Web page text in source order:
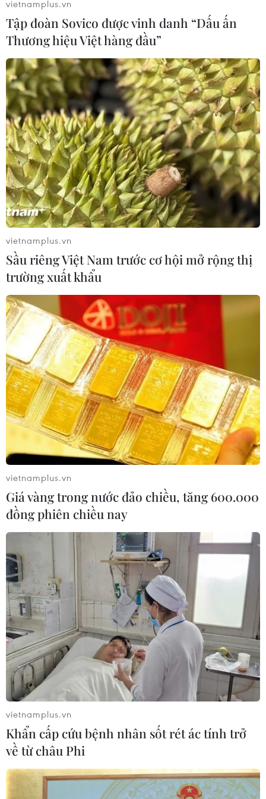
Giảm mạnh phiên đầu tuần, giá vàng SJC
lùi xa mốc 71 triệu đồng
23/10/2023 02:08
Cùng chiều thế giới, giá vàng SJC phiên mở cửa sáng
23/10 quay đầu giảm tới 300.000 đồng mỗi lượng,
trong khi thương hiệu vàng Rồng Thăng Long của Bảo
Tín Minh Châu cũng điều chỉnh 150.000 đồng.
vietnamplus.vn
Tập đoàn Sovico được vinh danh “Dấu ấn
Thương hiệu Việt hàng đầu”
vietnamplus.vn
Sầu riêng Việt Nam trước cơ hội mở rộng thị
trường xuất khẩu
vietnamplus.vn
Giá vàng trong nước đảo chiều, tăng 600.000
đồng phiên chiều nay
vietnamplus.vn
Khẩn cấp cứu bệnh nhân sốt rét ác tính trở
về từ châu Phi